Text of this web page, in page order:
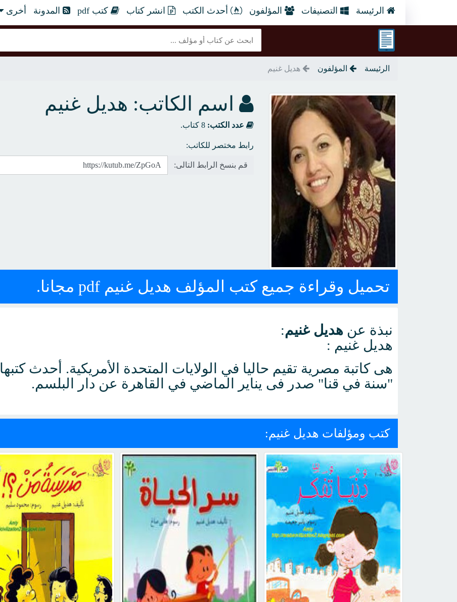
الرئيسة التصنيفات المؤلفون أحدث الكتب انشر كتاب كتب pdf المدونة أخرى
الرئيسة المؤلفون هديل غنيم
اسم الكاتب: هديل غنيم
عدد الكتب:
رابط مختصر للكاتب:
قم بنسخ الرابط التالى:
تحميل وقراءة جميع كتب المؤلف هديل غنيم pdf مجانا.
نبذة عن هديل غنيم:
هديل غنيم :
هى كاتبة مصرية تقيم حاليا في الولايات المتحدة الأمريكية. أحدث كتبها
"سنة في قنا" صدر فى يناير الماضي في القاهرة عن دار البلسم.
كتب ومؤلفات هديل غنيم: